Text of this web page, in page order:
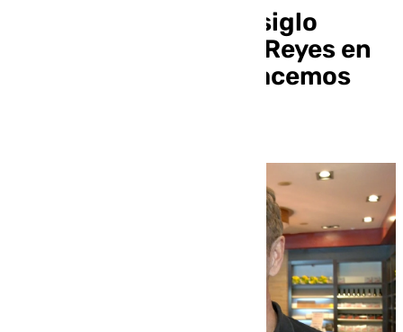
Pathelín lleva medio siglo
endulzando el Día de Reyes en
Málaga: «Cada año hacemos